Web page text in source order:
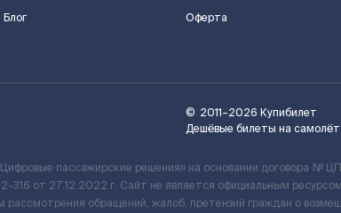
Блог
Оферта
© 2011–2026 Купибилет
Дешёвые билеты на самолёт
пассажирские решения» на основании договора №
от 27.12.2022 г. Сайт не является официальным
обращений, жалоб, претензий граждан о